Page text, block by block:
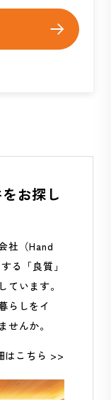
お探し
社（Hand
る「良質」
います。
らしをイ
んか。
はこちら >>